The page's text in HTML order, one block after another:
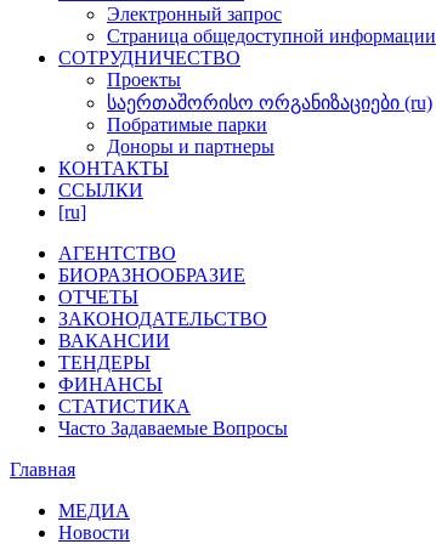
Электронный запрос
Cтраница общедоступнoй информации
СОТРУДНИЧЕСТВО
Проекты
საერთაშორისო ორგანიზაციები (ru)
Побратимые парки
Доноры и партнеры
КОНТАКТЫ
ССЫЛКИ
[ru]
АГЕНТСТВО
БИОРАЗНООБРАЗИЕ
ОТЧЕТЫ
ЗАКОНОДАТЕЛЬСТВО
ВАКАНСИИ
ТЕНДЕРЫ
ФИНАНСЫ
СТАТИСТИКА
Часто Задаваемые Вопросы
Главная
МЕДИА
Новости